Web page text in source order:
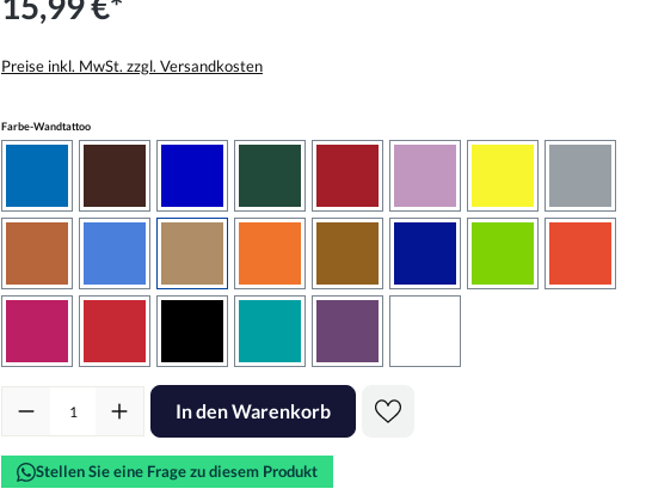
Preise inkl. MwSt. zzgl. Versandkosten
Farbe-Wandtattooauswählen
Produkt Anzahl: Gib den gewünschten Wert ein oder benutze die Schaltflächen
In den Warenkorb
Stellen Sie eine Frage zu diesem Produkt